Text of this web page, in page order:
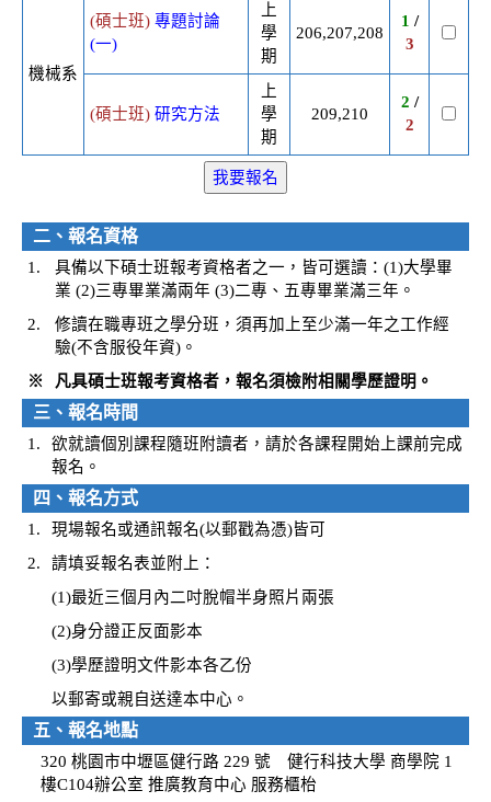
機械系
(碩士班) 專題討論
(一)
上
學
期
206,207,208
1 /
3
(碩士班) 研究方法
上
學
期
209,210
2 /
2
二、報名資格
1.
具備以下碩士班報考資格者之一，皆可選讀：(1)大學畢
業 (2)三專畢業滿兩年 (3)二專、五專畢業滿三年。
2.
修讀在職專班之學分班，須再加上至少滿一年之工作經
驗(不含服役年資)。
※
凡具碩士班報考資格者，報名須檢附相關學歷證明。
三、報名時間
1.
欲就讀個別課程隨班附讀者，請於各課程開始上課前完成
報名。
四、報名方式
1.
現場報名或通訊報名(以郵戳為憑)皆可
2.
請填妥報名表並附上：
(1)最近三個月內二吋脫帽半身照片兩張
(2)身分證正反面影本
(3)學歷證明文件影本各乙份
以郵寄或親自送達本中心。
五、報名地點
320 桃園市中壢區健行路 229 號 健行科技大學 商學院 1
樓C104辦公室 推廣教育中心 服務櫃枱